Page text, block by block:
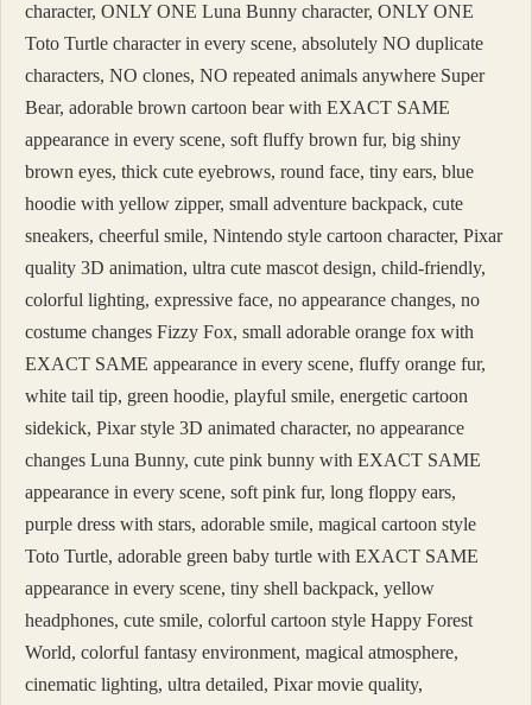
character, ONLY ONE Luna Bunny character, ONLY ONE
Toto Turtle character in every scene, absolutely NO duplicate
characters, NO clones, NO repeated animals anywhere Super
Bear, adorable brown cartoon bear with EXACT SAME
appearance in every scene, soft fluffy brown fur, big shiny
brown eyes, thick cute eyebrows, round face, tiny ears, blue
hoodie with yellow zipper, small adventure backpack, cute
sneakers, cheerful smile, Nintendo style cartoon character, Pixar
quality 3D animation, ultra cute mascot design, child-friendly,
colorful lighting, expressive face, no appearance changes, no
costume changes Fizzy Fox, small adorable orange fox with
EXACT SAME appearance in every scene, fluffy orange fur,
white tail tip, green hoodie, playful smile, energetic cartoon
sidekick, Pixar style 3D animated character, no appearance
changes Luna Bunny, cute pink bunny with EXACT SAME
appearance in every scene, soft pink fur, long floppy ears,
purple dress with stars, adorable smile, magical cartoon style
Toto Turtle, adorable green baby turtle with EXACT SAME
appearance in every scene, tiny shell backpack, yellow
headphones, cute smile, colorful cartoon style Happy Forest
World, colorful fantasy environment, magical atmosphere,
cinematic lighting, ultra detailed, Pixar movie quality,